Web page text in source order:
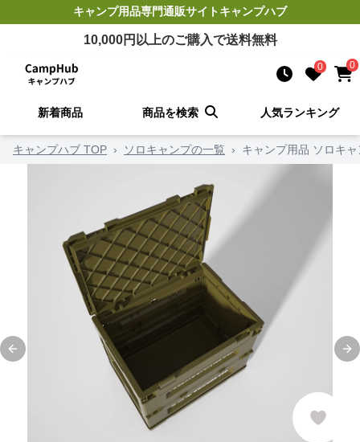
キャンプ用品専門通販サイトキャンプハブ
10,000円以上のご購入で送料無料
0 0
新着商品 商品を検索 人気ランキング
キャンプハブ TOP › ソロキャンプの一覧 › キャンプ用品 ソロキ
Previous slide